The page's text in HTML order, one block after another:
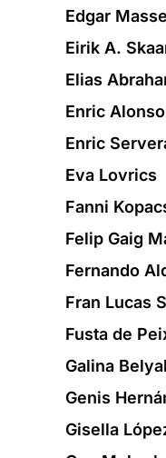
Edgar
Eirik A.
Elias
Enric
Enric
Eva Lovrics
Fanni
Felip Gaig
Fernando
Fran Lucas
Fusta de
Galina
Genis
Gisella